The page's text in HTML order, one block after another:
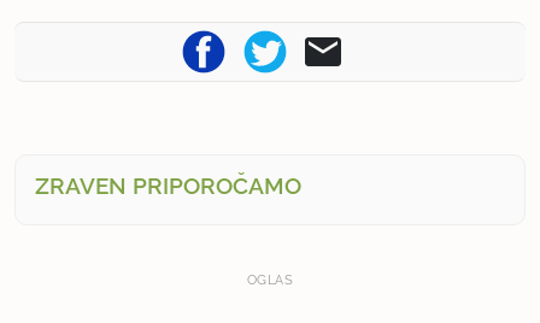
ZRAVEN PRIPOROČAMO
OGLAS